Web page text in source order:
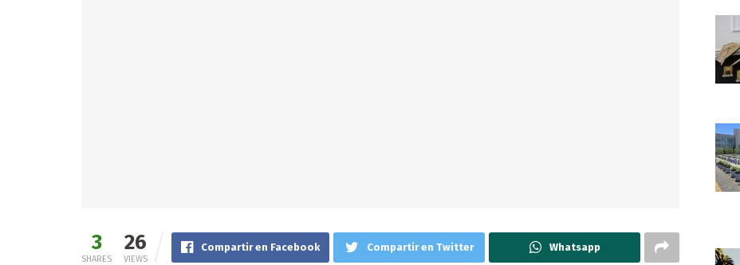
3
SHARES
26
VIEWS
Compartir en Facebook Compartir en Twitter Whatsapp